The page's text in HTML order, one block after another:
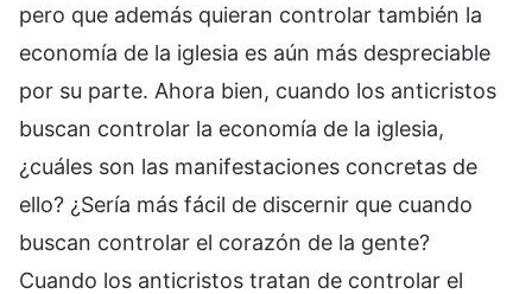
pero que además quieran controlar también la
economía de la iglesia es aún más despreciable
por su parte. Ahora bien, cuando los anticristos
buscan controlar la economía de la iglesia,
¿cuáles son las manifestaciones concretas de
ello? ¿Sería más fácil de discernir que cuando
buscan controlar el corazón de la gente?
Cuando los anticristos tratan de controlar el